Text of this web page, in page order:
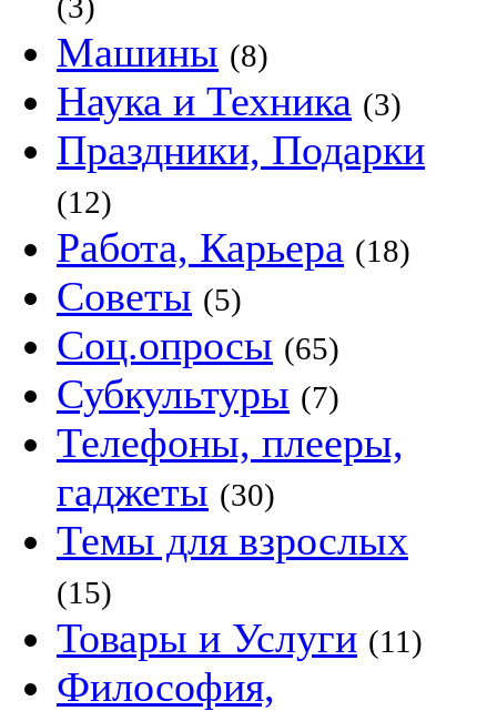
Машины (8)
Наука и Техника (3)
Праздники, Подарки
(12)
Работа, Карьера (18)
Советы (5)
Соц.опросы (65)
Субкультуры (7)
Телефоны, плееры,
гаджеты (30)
Темы для взрослых
(15)
Товары и Услуги (11)
Философия,